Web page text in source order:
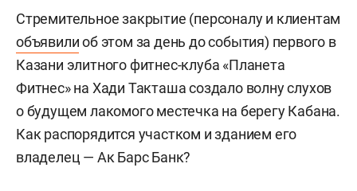
Стремительное закрытие (персоналу и клиентам
объявилиоб этом за день до события) первого в
Казани элитного фитнес-клуба «Планета
Фитнес» на Хади Такташа создало волну слухов
о будущем лакомого местечка на берегу Кабана.
Как распорядится участком и зданием его
владелец — Ак Барс Банк?